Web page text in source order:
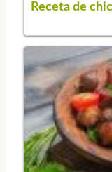
Receta de